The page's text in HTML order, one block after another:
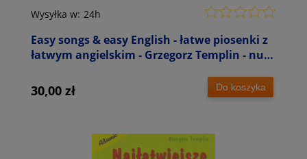
Easy songs & easy English - łatwe piosenki z
łatwym angielskim - Grzegorz Templin - nuty
Wysyłka w: 24h
30,00 zł Do koszyka